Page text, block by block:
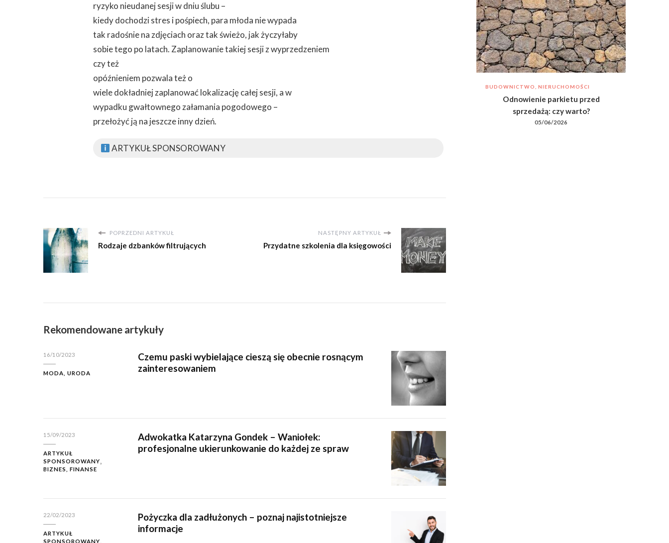
ryzyko nieudanej sesji w dniu ślubu –
kiedy dochodzi stres i pośpiech, para młoda nie wypada
tak radośnie na zdjęciach oraz tak świeżo, jak życzyłaby
sobie tego po latach. Zaplanowanie takiej sesji z wyprzedzeniem
czy też
opóźnieniem pozwala też o
wiele dokładniej zaplanować lokalizację całej sesji, a w
wypadku gwałtownego załamania pogodowego –
przełożyć ją na jeszcze inny dzień.
ARTYKUŁ SPONSOROWANY
POPRZEDNI ARTYKUŁ
Rodzaje dzbanków filtrujących
NASTĘPNY ARTYKUŁ
Przydatne szkolenia dla księgowości
Rekomendowane artykuły
16/10/2023
MODA, URODA
Czemu paski wybielające cieszą się obecnie rosnącym
zainteresowaniem
15/09/2023
ARTYKUŁ
SPONSOROWANY
BIZNES, FINANSE
Adwokatka Katarzyna Gondek – Waniołek:
profesjonalne ukierunkowanie do każdej ze spraw
22/02/2023
ARTYKUŁ
SPONSOROWANY
Pożyczka dla zadłużonych – poznaj najistotniejsze
informacje
BUDOWNICTWO, NIERUCHOMOŚCI
Odnowienie parkietu przed
sprzedażą: czy warto?
05/06/2026